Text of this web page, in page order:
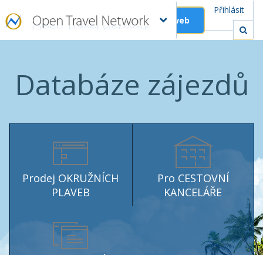
Přihlásit
Založit web
Databáze zájezdů
Prodej OKRUŽNÍCH
PLAVEB
Pro CESTOVNÍ
KANCELÁŘE